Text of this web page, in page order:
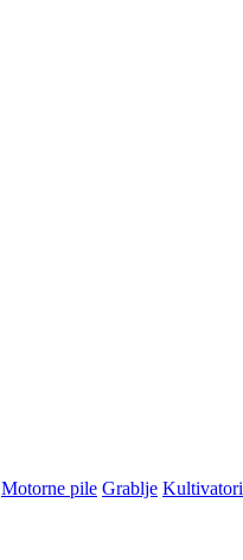
Motorne pile Grablje Kultivatori